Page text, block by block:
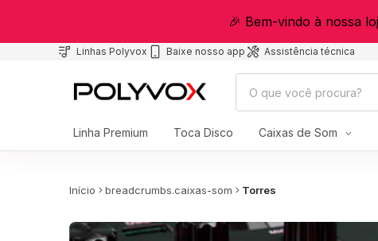
🎉 Bem-vindo à nossa
Linhas Polyvox Baixe nosso app Assistência técnica
Linha Premium Toca Disco Caixas de Som
Início breadcrumbs.caixas-som Torres